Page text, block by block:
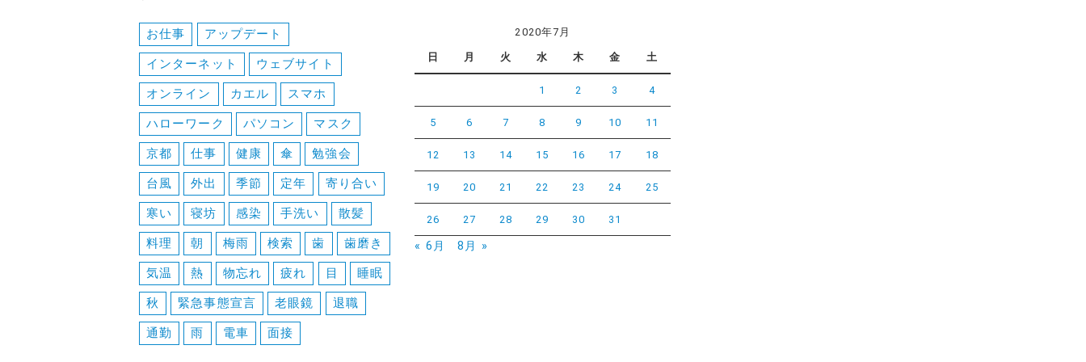
お仕事 アップデート
インターネット ウェブサイト
オンライン カエル スマホ
ハローワーク パソコン マスク
京都 仕事 健康 傘 勉強会
台風 外出 季節 定年 寄り合い
寒い 寝坊 感染 手洗い 散髪
料理 朝 梅雨 検索 歯 歯磨き
気温 熱 物忘れ 疲れ 目 睡眠
秋 緊急事態宣言 老眼鏡 退職
通勤 雨 電車 面接
2020年7月
日 月 火 水 木 金 土
1 2 3 4
5 6 7 8 9 10 11
12 13 14 15 16 17 18
19 20 21 22 23 24 25
26 27 28 29 30 31
« 6月 8月 »